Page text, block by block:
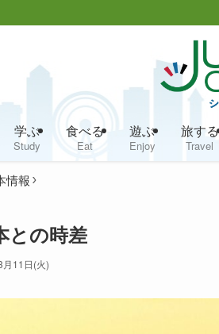
学ぶ
Study
食べる
Eat
遊ぶ
Enjoy
旅する
Travel
情報
との時差
11日(火)